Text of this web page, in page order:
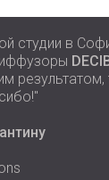
студии в